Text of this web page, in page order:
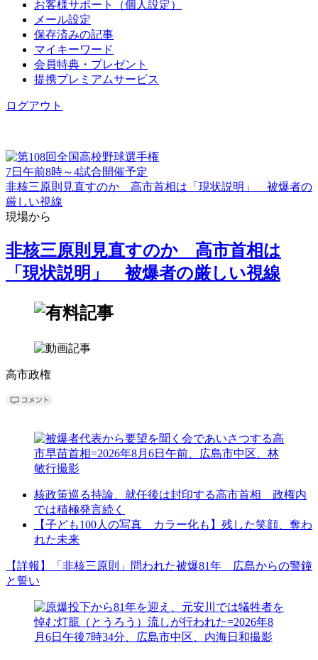
お客様サポート（個人設定）
メール設定
保存済みの記事
マイキーワード
会員特典・プレゼント
提携プレミアムサービス
ログアウト
7日午前8時～4試合開催予定
非核三原則見直すのか 高市首相は「現状説明」 被爆者の
厳しい視線
現場から
非核三原則見直すのか 高市首相は
「現状説明」 被爆者の厳しい視線
高市政権
核政策巡る持論、就任後は封印する高市首相 政権内
では積極発言続く
【子ども100人の写真 カラー化も】残した笑顔、奪わ
れた未来
【詳報】「非核三原則」問われた被爆81年 広島からの警鐘
と誓い